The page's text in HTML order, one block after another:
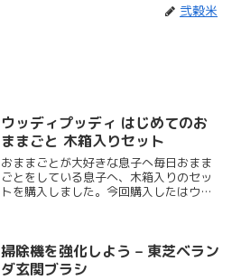
弐穀米
ウッディプッディ はじめてのお
ままごと 木箱入りセット
おままごとが大好きな息子へ毎日おまま
ごとをしている息子へ、木箱入りのセッ
トを購入しました。今回購入したはウッ
掃除機を強化しよう – 東芝ベラン
ダ玄関ブラシ